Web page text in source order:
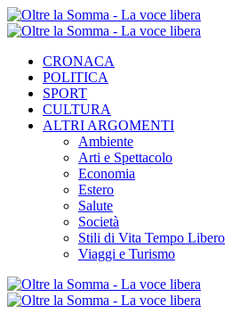
CRONACA
POLITICA
SPORT
CULTURA
ALTRI ARGOMENTI
Ambiente
Arti e Spettacolo
Economia
Estero
Salute
Società
Stili di Vita Tempo Libero
Viaggi e Turismo